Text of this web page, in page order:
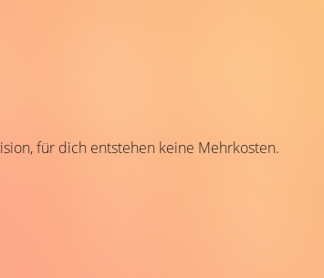
für dich entstehen keine Mehrkosten.